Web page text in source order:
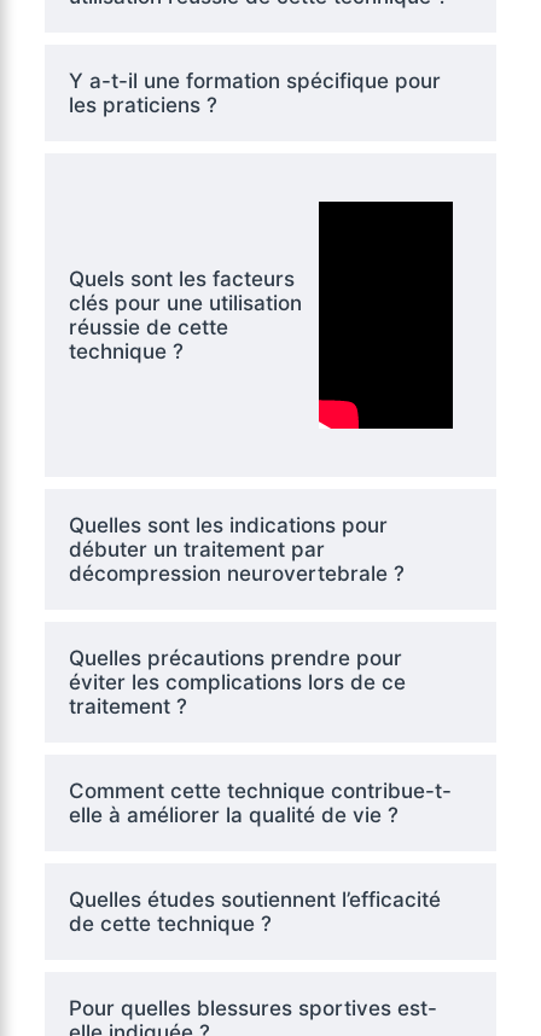
Y a-t-il une formation spécifique pour
les praticiens ?
Quels sont les facteurs
clés pour une utilisation
réussie de cette
technique ?
Quelles sont les indications pour
débuter un traitement par
décompression neurovertebrale ?
Quelles précautions prendre pour
éviter les complications lors de ce
traitement ?
Comment cette technique contribue-t-
elle à améliorer la qualité de vie ?
Quelles études soutiennent l’efficacité
de cette technique ?
Pour quelles blessures sportives est-